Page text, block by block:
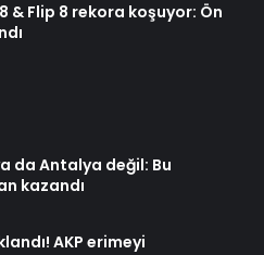
& Flip 8 rekora koşuyor: Ön
da Antalya değil: Bu
kazandı
AKP erimeyi